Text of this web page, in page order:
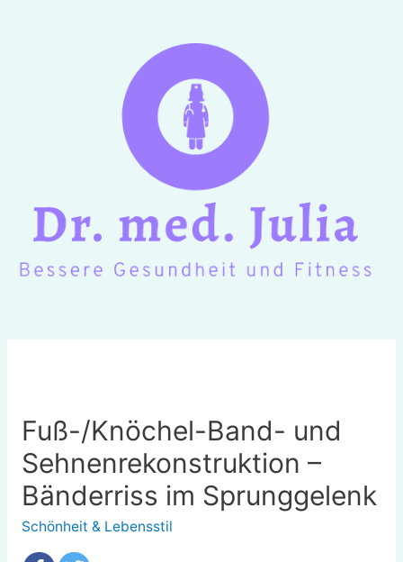
Fuß-/Knöchel-Band- und
Sehnenrekonstruktion –
Bänderriss im Sprunggelenk
Schönheit & Lebensstil